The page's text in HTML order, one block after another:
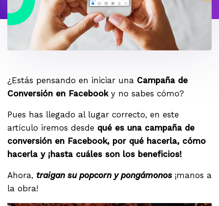
¿Estás pensando en iniciar una Campaña de
Conversión en Facebook y no sabes cómo?
Pues has llegado al lugar correcto, en este
artículo iremos desde qué es una campaña de
conversión en Facebook, por qué hacerla, cómo
hacerla y ¡hasta cuáles son los beneficios!
Ahora, traigan su popcorn y pongámonos ¡manos a
la obra!